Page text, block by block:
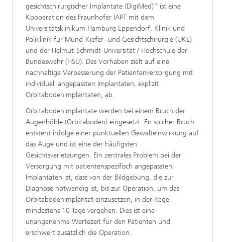
gesichtschirurgischer Implantate (DigiMed)“ ist eine
Kooperation des Fraunhofer IAPT mit dem
Universitätsklinikum Hamburg Eppendorf, Klinik und
Poliklinik für Mund-Kiefer- und Gesichtschirurgie (UKE)
und der Helmut-Schmidt-Universität / Hochschule der
Bundeswehr (HSU). Das Vorhaben zielt auf eine
nachhaltige Verbesserung der Patientenversorgung mit
individuell angepassten Implantaten, explizit
Orbitabodenimplantaten, ab.
Orbitabodenimplantate werden bei einem Bruch der
Augenhöhle (Orbitaboden) eingesetzt. En solcher Bruch
entsteht infolge einer punktuellen Gewalteinwirkung auf
das Auge und ist eine der häufigsten
Gesichtsverletzungen. Ein zentrales Problem bei der
Versorgung mit patientenspezifisch angepassten
Implantaten ist, dass von der Bildgebung, die zur
Diagnose notwendig ist, bis zur Operation, um das
Orbitabodenimplantat einzusetzen, in der Regel
mindestens 10 Tage vergehen. Dies ist eine
unangenehme Wartezeit für den Patienten und
erschwert zusätzlich die Operation.